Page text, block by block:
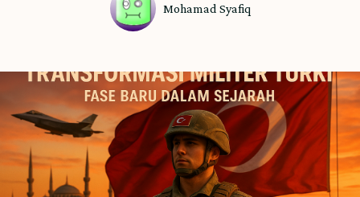
Mohamad Syafiq